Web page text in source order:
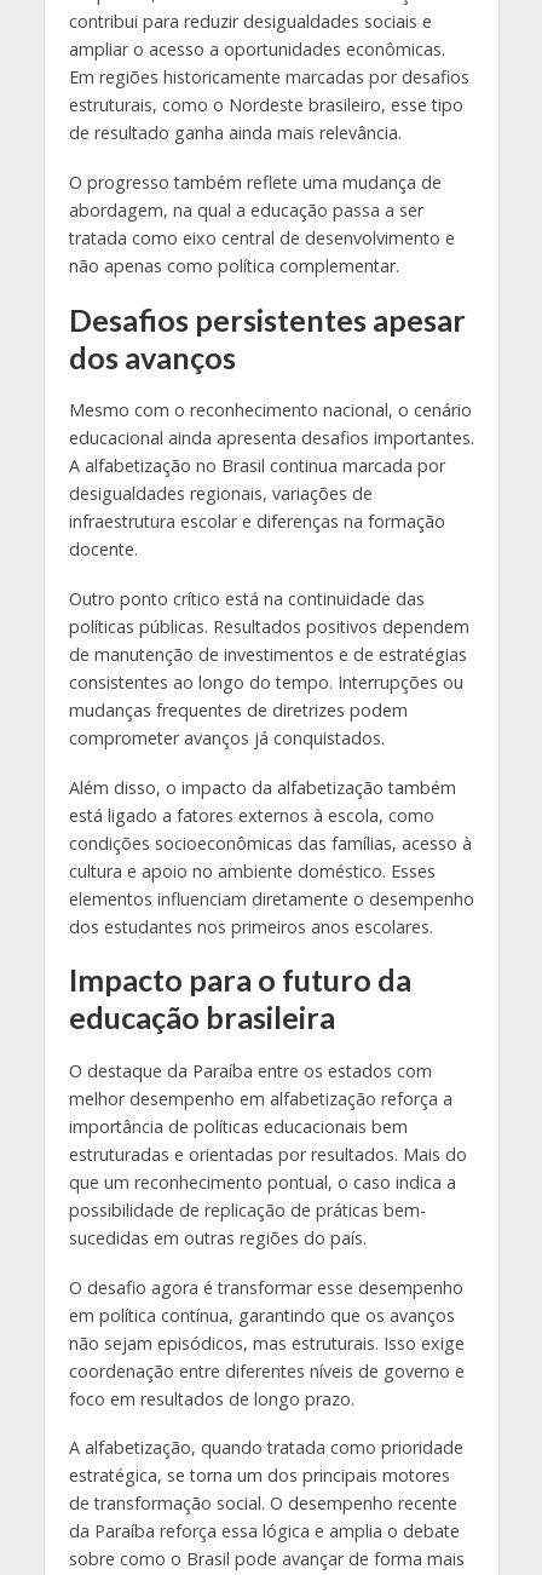
contribui para reduzir desigualdades sociais e
ampliar o acesso a oportunidades econômicas.
Em regiões historicamente marcadas por desafios
estruturais, como o Nordeste brasileiro, esse tipo
de resultado ganha ainda mais relevância.
O progresso também reflete uma mudança de
abordagem, na qual a educação passa a ser
tratada como eixo central de desenvolvimento e
não apenas como política complementar.
Desafios persistentes apesar
dos avanços
Mesmo com o reconhecimento nacional, o cenário
educacional ainda apresenta desafios importantes.
A alfabetização no Brasil continua marcada por
desigualdades regionais, variações de
infraestrutura escolar e diferenças na formação
docente.
Outro ponto crítico está na continuidade das
políticas públicas. Resultados positivos dependem
de manutenção de investimentos e de estratégias
consistentes ao longo do tempo. Interrupções ou
mudanças frequentes de diretrizes podem
comprometer avanços já conquistados.
Além disso, o impacto da alfabetização também
está ligado a fatores externos à escola, como
condições socioeconômicas das famílias, acesso à
cultura e apoio no ambiente doméstico. Esses
elementos influenciam diretamente o desempenho
dos estudantes nos primeiros anos escolares.
Impacto para o futuro da
educação brasileira
O destaque da Paraíba entre os estados com
melhor desempenho em alfabetização reforça a
importância de políticas educacionais bem
estruturadas e orientadas por resultados. Mais do
que um reconhecimento pontual, o caso indica a
possibilidade de replicação de práticas bem-
sucedidas em outras regiões do país.
O desafio agora é transformar esse desempenho
em política contínua, garantindo que os avanços
não sejam episódicos, mas estruturais. Isso exige
coordenação entre diferentes níveis de governo e
foco em resultados de longo prazo.
A alfabetização, quando tratada como prioridade
estratégica, se torna um dos principais motores
de transformação social. O desempenho recente
da Paraíba reforça essa lógica e amplia o debate
sobre como o Brasil pode avançar de forma mais